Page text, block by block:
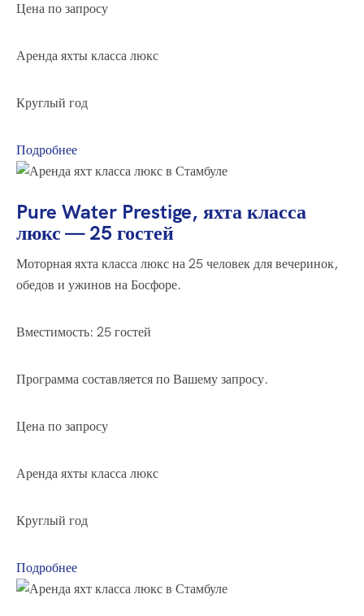
Цена по запросу
Аренда яхты класса люкс
Круглый год
Подробнее
Pure Water Prestige, яхта класса
люкс — 25 гостей
Моторная яхта класса люкс на 25 человек для вечеринок,
обедов и ужинов на Босфоре.
Вместимость: 25 гостей
Программа составляется по Вашему запросу.
Цена по запросу
Аренда яхты класса люкс
Круглый год
Подробнее